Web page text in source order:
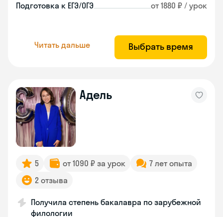
Подготовка к ЕГЭ/ОГЭ от 1880 ₽ / урок
Читать дальше Выбрать время
Адель
5 от 1090 ₽ за урок
7 лет опыта
2 отзыва
Получила степень бакалавра по зарубежной
филологии